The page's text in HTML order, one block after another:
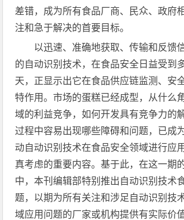
差错，成为所有食品厂商、民众、政府
注和急于解决的首要目标。
以迅速、准确地获取、传输和反馈
的自动识别技术，在食品安全日益受到
天，正显示出它在食品供应链监测、安
特作用。市场的蛋糕已经成型，从什么
域的利益竞争，如何开发具有竞争力的
过程中容易出现哪些障碍和问题，已成
动自动识别技术在食品安全领域进行应
真考虑的重要内容。基于此，在这一期
中，本刊编辑部特别推出自动识别技术
题，以期为所有关注和涉足自动识别技
域应用问题的厂家或机构提供有实际价